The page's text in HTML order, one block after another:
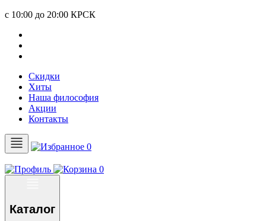
c 10:00 до 20:00 КРСК
Скидки
Хиты
Наша философия
Акции
Контакты
0
0
Каталог